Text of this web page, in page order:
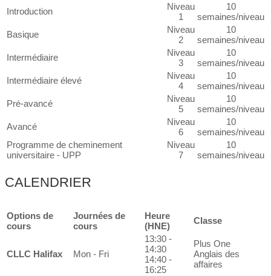
Introduction
Niveau
1
10
semaines/niveau
Basique
Niveau
2
10
semaines/niveau
Intermédiaire
Niveau
3
10
semaines/niveau
Intermédiaire élevé
Niveau
4
10
semaines/niveau
Pré-avancé
Niveau
5
10
semaines/niveau
Avancé
Niveau
6
10
semaines/niveau
Programme de cheminement
universitaire - UPP
Niveau
7
10
semaines/niveau
CALENDRIER
Options de
cours
Journées de
cours
Heure
(HNE)
Classe
CLLC Halifax Mon - Fri
13:30 -
14:30
14:40 -
16:25
Plus One
Anglais des
affaires